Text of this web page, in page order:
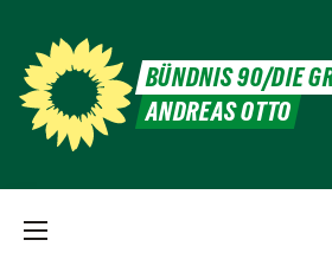
BÜNDNIS 90/DIE
ANDREAS OTTO